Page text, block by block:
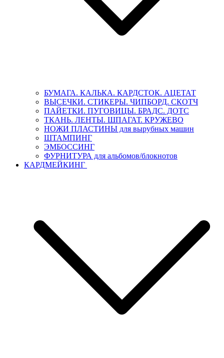
БУМАГА. КАЛЬКА. КАРДСТОК. АЦЕТАТ
ВЫСЕЧКИ. СТИКЕРЫ. ЧИПБОРД. СКОТЧ
ПАЙЕТКИ. ПУГОВИЦЫ. БРАДС. ДОТС
ТКАНЬ. ЛЕНТЫ. ШПАГАТ. КРУЖЕВО
НОЖИ ПЛАСТИНЫ для вырубных машин
ШТАМПИНГ
ЭМБОССИНГ
ФУРНИТУРА для альбомов/блокнотов
КАРДМЕЙКИНГ